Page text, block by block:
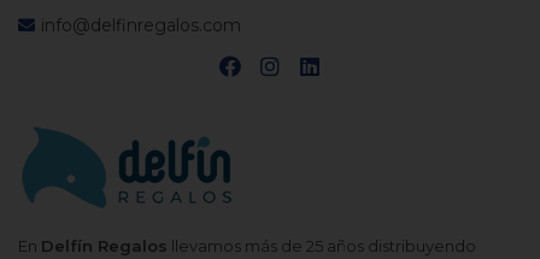
En Delfín Regalos llevamos más de 25 años distribuyendo
info@delfinregalos.com